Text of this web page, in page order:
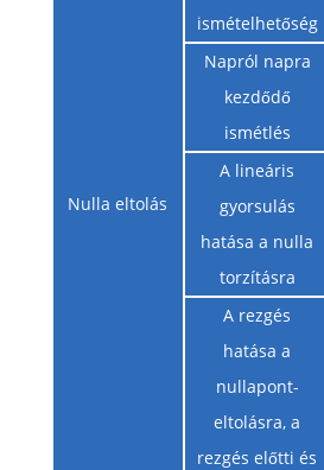
Nulla eltolás
ismételhetőség
Napról napra
kezdődő
ismétlés
A lineáris
gyorsulás
hatása a nulla
torzításra
A rezgés
hatása a
nullapont-
eltolásra, a
rezgés előtti és